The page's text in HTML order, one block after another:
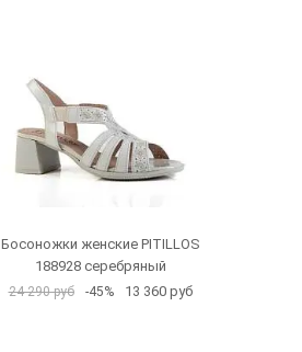
Босоножки женские PITILLOS
188928 серебряный
24 290 руб -45% 13 360 руб